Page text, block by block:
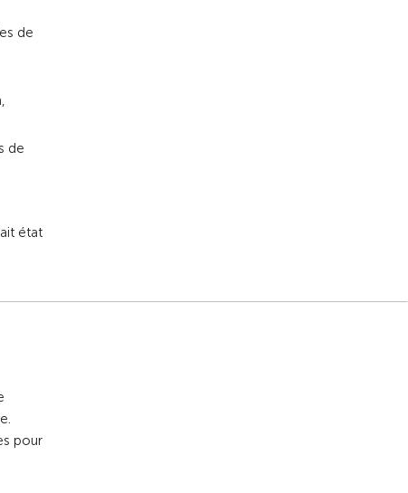
de
de
état
pour